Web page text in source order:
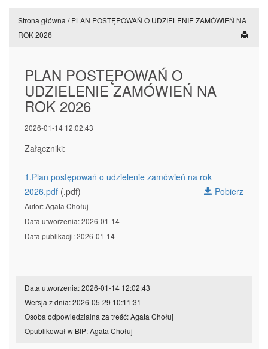
Strona główna /PLAN POSTĘPOWAŃ O UDZIELENIE ZAMÓWIEŃ NA
ROK 2026
PLAN POSTĘPOWAŃ O
UDZIELENIE ZAMÓWIEŃ NA
ROK 2026
2026-01-14 12:02:43
Załączniki:
1.Plan postępowań o udzielenie zamówień na rok
2026.pdf (.pdf) Pobierz
Autor: Agata Chołuj
Data utworzenia: 2026-01-14
Data publikacji: 2026-01-14
Data utworzenia: 2026-01-14 12:02:43
Wersja z dnia: 2026-05-29 10:11:31
Osoba odpowiedzialna za treść: Agata Chołuj
Opublikował w BIP: Agata Chołuj